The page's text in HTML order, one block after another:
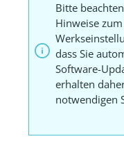
Bitte
Hinweise
dass Sie
Software-
erhalten
notwendigen